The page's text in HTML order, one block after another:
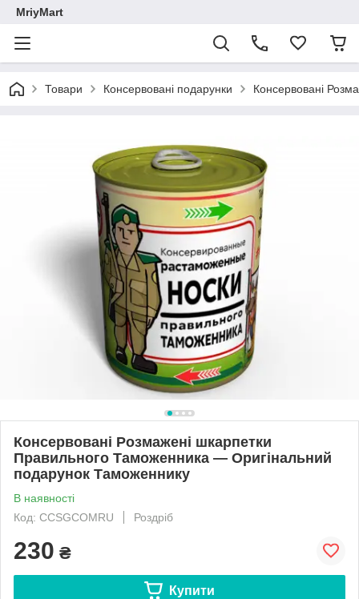
MriyMart
Товари Консервовані подарунки Консервовані
Консервовані Розмажені шкарпетки
Правильного Таможенника — Оригінальний
подарунок Таможеннику
В наявності
Код: CCSGCOMRU
Роздріб
230 ₴
Купити